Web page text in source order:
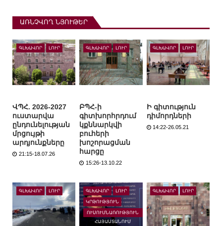
ԱՌՆՉՎՈՂ ՆՅՈՒԹԵՐ
ԳԼԽԱՎՈՐ ԼՈՒՐ
ՎՊՀ. 2026-2027
ուստարվա
ընդունելության
մրցույթի
արդյունքները
21:15-18.07.26
ԳԼԽԱՎՈՐ ԼՈՒՐ
ԲՊՀ-ի
գիտխորհրդում
կքննարկվի
բուհերի
խոշորացման
հարցը
15:26-13.10.22
ԳԼԽԱՎՈՐ ԼՈՒՐ
Ի գիտություն
դիմորդների
14:22-26.05.21
ԳԼԽԱՎՈՐ ԼՈՒՐ ԳԼԽԱՎՈՐ ԼՈՒՐ
ԿՐԹՈՒԹՅՈՒՆ
ՈՒՍՈՒՄՆԱՌՈՒԹՅՈՒՆ
ՀԱՅԱՍՏԱՆՈՒՄ
ԳԼԽԱՎՈՐ ԼՈՒՐ